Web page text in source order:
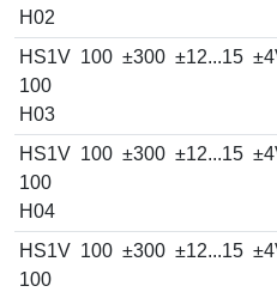
H02
HS1V
100
H03
100 ±300 ±12...15
HS1V
100
H04
100 ±300 ±12...15
HS1V
100
100 ±300 ±12...15